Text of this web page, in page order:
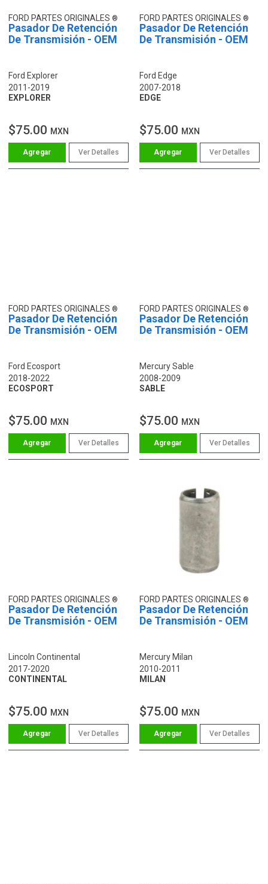
FORD PARTES ORIGINALES
Pasador De Retención
De Transmisión - OEM
Ford Explorer
2011-2019
EXPLORER
$75.00 MXN
Ver Detalles
FORD PARTES ORIGINALES
Pasador De Retención
De Transmisión - OEM
Ford Edge
2007-2018
EDGE
$75.00 MXN
Ver Detalles
FORD PARTES ORIGINALES
Pasador De Retención
De Transmisión - OEM
Ford Ecosport
2018-2022
ECOSPORT
$75.00 MXN
Ver Detalles
FORD PARTES ORIGINALES
Pasador De Retención
De Transmisión - OEM
Mercury Sable
2008-2009
SABLE
$75.00 MXN
Ver Detalles
FORD PARTES ORIGINALES
Pasador De Retención
De Transmisión - OEM
Lincoln Continental
2017-2020
CONTINENTAL
$75.00 MXN
Ver Detalles
FORD PARTES ORIGINALES
Pasador De Retención
De Transmisión - OEM
Mercury Milan
2010-2011
MILAN
$75.00 MXN
Ver Detalles